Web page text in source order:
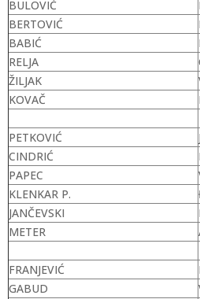
BULOVIĆ
BERTOVIĆ
BABIĆ
RELJA
ŽILJAK
KOVAČ
PETKOVIĆ
CINDRIĆ
PAPEC
KLENKAR P.
JANČEVSKI
METER
FRANJEVIĆ
GABUD